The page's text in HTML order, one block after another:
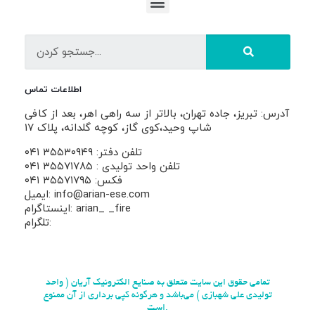
اطلاعات تماس
آدرس: تبریز، جاده تهران، بالاتر از سه راهی اهر، بعد از کافی
شاپ وحید،کوی گاز، کوچه گلدانه، پلاک 17
تلفن دفتر: ۳۵۵۳۰۹۴۹ ۰۴۱
تلفن واحد تولیدی : ۳۵۵۷۱۷۸۵ ۰۴۱
فکس: ۳۵۵۷۱۷۹۵ ۰۴۱
ایمیل: info@arian-ese.com
اینستاگرام: arian_ _fire
تلگرام:
تمامی حقوق این سایت متعلق به صنایع الکترونیک آریان ( واحد
تولیدی علی شهبازی ) می‌باشد و هرگونه کپی برداری از آن ممنوع
است.